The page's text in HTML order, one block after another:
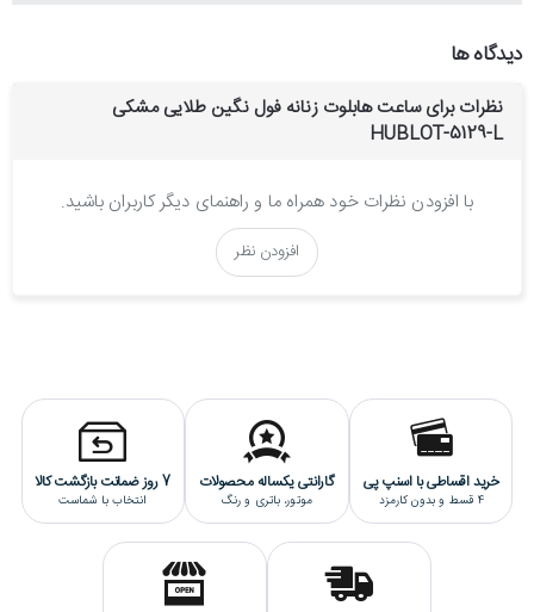
ساخته شده است و بخاطر آبکاری قوی و با ثباتی که بروی این قسمت ها
انجام شده، کاملا رنگ ثابتی دارد.
موتور این ساعت هابلوت از نوع کوارتز(باتری خور) است که ساخت شرکت
میوتا ژآپن می باشد و دارای گارانتی تک ثانیه می باشد.
کیفیت ساخت ساعت هابلوت زنانه نگین دار
دیدگاه ها
نظرات برای ساعت هابلوت زنانه فول نگین طلایی مشکی
HUBLOT-5129-L
با افزودن نظرات خود همراه ما و راهنمای دیگر کاربران باشید.
افزودن نظر
خرید اقساطی با اسنپ پی
4 قسط و بدون کارمزد
گارانتی یکساله محصولات
موتور، باتری و رنگ
7 روز ضمانت بازگشت کالا
انتخاب با شماست